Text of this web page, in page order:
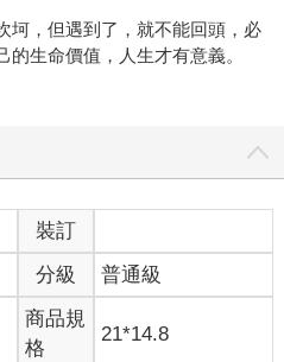
坷，但遇到了，就不能回頭，必
生命價值，人生才有意義。
裝訂
分級 普通級
商品規
格
21*14.8